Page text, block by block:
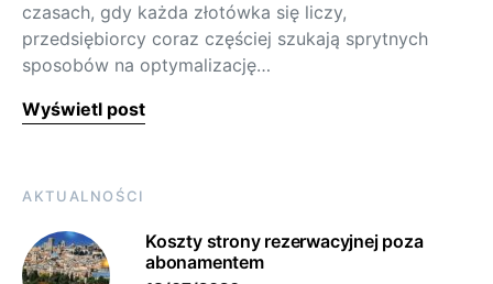
czasach, gdy każda złotówka się liczy,
przedsiębiorcy coraz częściej szukają sprytnych
sposobów na optymalizację…
Wyświetl post
AKTUALNOŚCI
Koszty strony rezerwacyjnej poza
abonamentem